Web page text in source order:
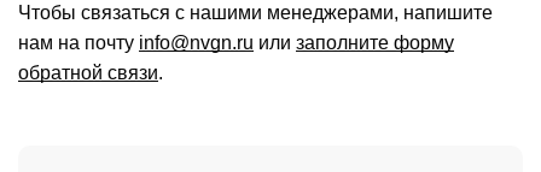
Чтобы связаться с нашими менеджерами, напишите
нам на почту info@nvgn.ru или заполните форму
обратной связи.